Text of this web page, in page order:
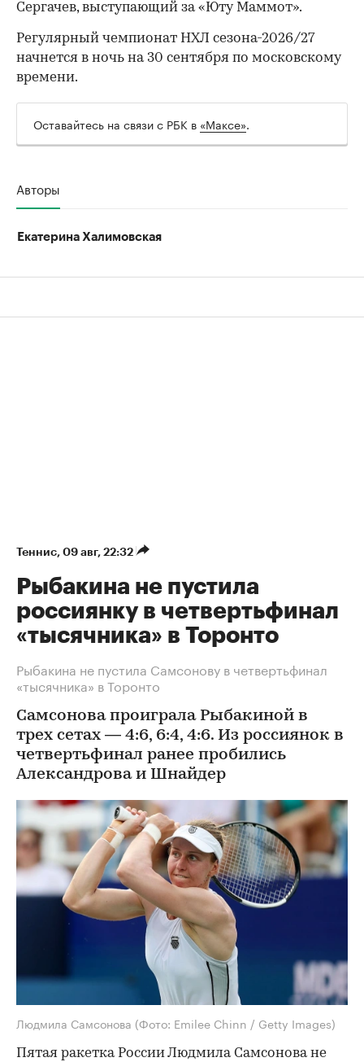
00:00 / 00:00
Сергачев, выступающий за «Юту Маммот».
Регулярный чемпионат НХЛ сезона-2026/27
начнется в ночь на 30 сентября по московскому
времени.
Оставайтесь на связи с РБК в «Максе».
Авторы
Екатерина Халимовская
Теннис⁠, 09 авг, 22:32
Рыбакина не пустила
россиянку в четвертьфинал
«тысячника» в Торонто
Рыбакина не пустила Самсонову в четвертьфинал
«тысячника» в Торонто
Самсонова проиграла Рыбакиной в
трех сетах — 4:6, 6:4, 4:6. Из россиянок в
четвертьфинал ранее пробились
Александрова и Шнайдер
Людмила Самсонова (Фото: Emilee Chinn / Getty Images)
Пятая ракетка России Людмила Самсонова не